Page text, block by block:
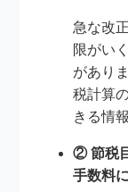
急な改
限がい
があり
税計算
きる情
② 節税
手数料